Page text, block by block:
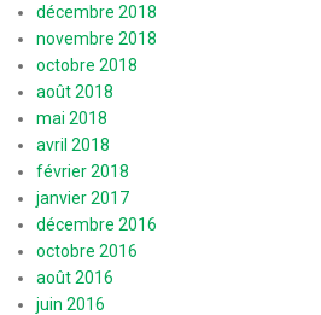
décembre 2018
novembre 2018
octobre 2018
août 2018
mai 2018
avril 2018
février 2018
janvier 2017
décembre 2016
octobre 2016
août 2016
juin 2016